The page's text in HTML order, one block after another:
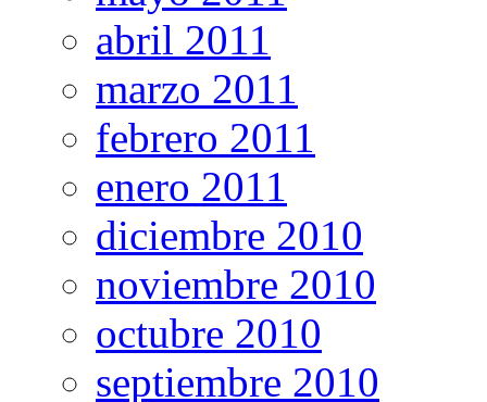
abril 2011
marzo 2011
febrero 2011
enero 2011
diciembre 2010
noviembre 2010
octubre 2010
septiembre 2010